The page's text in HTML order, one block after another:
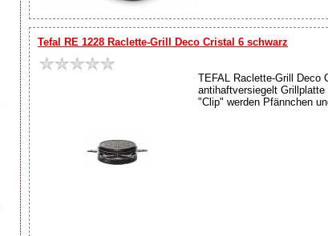
Tefal RE 1228 Raclette-Grill Deco Cristal 6 schwarz
TEFAL Raclette-Grill Deco
antihaftversiegelt
"Clip" werden Pfännchen